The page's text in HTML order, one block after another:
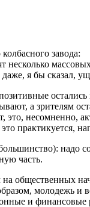
завода:
несколько
я бы сказал,
а зрителям
несомненно,
практикуется,
надо
часть.
общественных
молодежь и
и финансовые